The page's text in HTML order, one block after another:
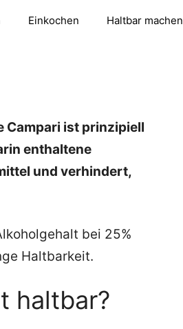
Einkochen Haltbar machen
Campari ist prinzipiell
enthaltene
und verhindert,
bei 25%
Haltbarkeit.
haltbar?